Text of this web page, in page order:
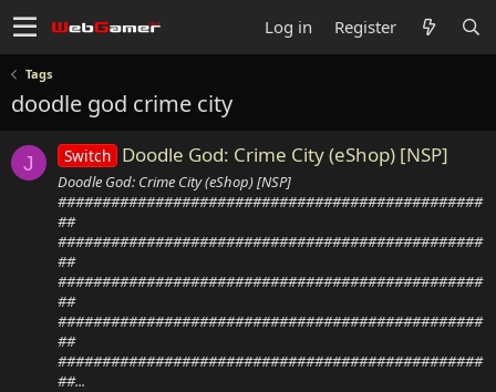
Log in Register
Tags
doodle god crime city
J Switch Doodle God: Crime City (eShop) [NSP]
Doodle God: Crime City (eShop) [NSP]
################################################
##
################################################
##
################################################
##
################################################
##
################################################
##...